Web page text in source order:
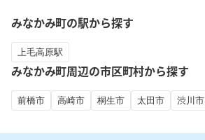
みなかみ町の駅から探す
上毛高原駅
みなかみ町周辺の市区町村から探す
前橋市 高崎市 桐生市 太田市 渋川市